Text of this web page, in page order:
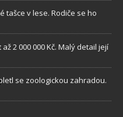
tašce v lese. Rodiče se ho
2 000 000 Kč. Malý detail její
se zoologickou zahradou.